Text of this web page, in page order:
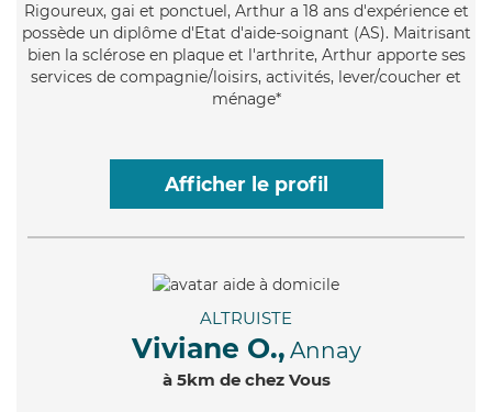
Rigoureux, gai et ponctuel, Arthur a 18 ans d'expérience et
possède un diplôme d'Etat d'aide-soignant (AS). Maitrisant
bien la sclérose en plaque et l'arthrite, Arthur apporte ses
services de compagnie/loisirs, activités, lever/coucher et
ménage*
Afficher le profil
ALTRUISTE
Viviane O., Annay
à 5km de chez Vous